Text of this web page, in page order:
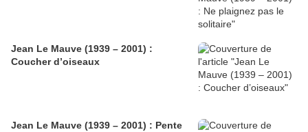
Jean Le Mauve (1939 – 2001) :
Coucher d’oiseaux
Jean Le Mauve (1939 – 2001) : Pente